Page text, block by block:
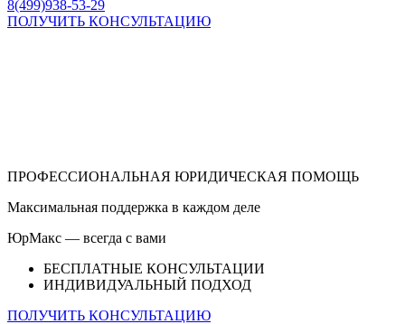
8(499)938-53-29
ПОЛУЧИТЬ КОНСУЛЬТАЦИЮ
ПРОФЕССИОНАЛЬНАЯ ЮРИДИЧЕСКАЯ ПОМОЩЬ
Максимальная поддержка в каждом деле
ЮрМакс — всегда с вами
БЕСПЛАТНЫЕ КОНСУЛЬТАЦИИ
ИНДИВИДУАЛЬНЫЙ ПОДХОД
ПОЛУЧИТЬ КОНСУЛЬТАЦИЮ